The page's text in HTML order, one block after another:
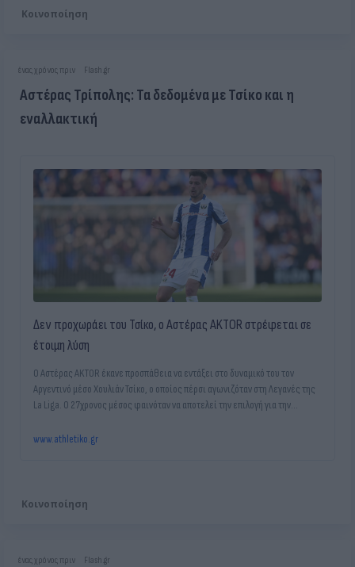
Κοινοποίηση
ένας χρόνος πριν Flash.gr
Αστέρας Τρίπολης: Τα δεδομένα με Τσίκο και η
εναλλακτική
Δεν προχωράει του Τσίκο, ο Αστέρας AKTOR στρέφεται σε
έτοιμη λύση
Ο Αστέρας AKTOR έκανε προσπάθεια να εντάξει στο δυναμικό του τον
Αργεντινό μέσο Χουλιάν Τσίκο, ο οποίος πέρσι αγωνιζόταν στη Λεγανές της
La Liga. Ο 27χρονος μέσος φαινόταν να αποτελεί την επιλογή για την
εξελίξεις έφεραν δεύτερες σκέψεις στους ανθρώπους του Αστέρα.
www.athletiko.gr
Κοινοποίηση
ένας χρόνος πριν Flash.gr